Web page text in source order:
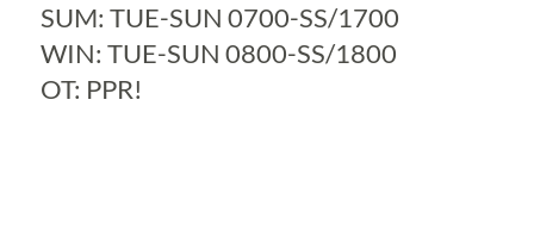
SUM: TUE-SUN 0700-SS/1700
WIN: TUE-SUN 0800-SS/1800
OT: PPR!